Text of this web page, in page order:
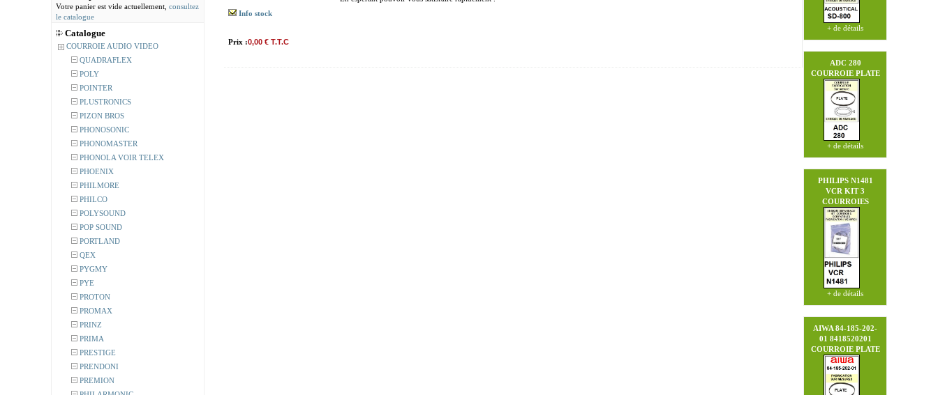
Votre panier est vide actuellement, consultez
le catalogue
Catalogue
COURROIE AUDIO VIDEO
QUADRAFLEX
POLY
POINTER
PLUSTRONICS
PIZON BROS
PHONOSONIC
PHONOMASTER
PHONOLA VOIR TELEX
PHOENIX
PHILMORE
PHILCO
POLYSOUND
POP SOUND
PORTLAND
QEX
PYGMY
PYE
PROTON
PROMAX
PRINZ
PRIMA
PRESTIGE
PRENDONI
PREMION
Info stock
Prix :0,00 € T.T.C
+ de détails
ADC 280
COURROIE PLATE
+ de détails
PHILIPS N1481
VCR KIT 3
COURROIES
+ de détails
AIWA 84-185-202-
01 8418520201
COURROIE PLATE